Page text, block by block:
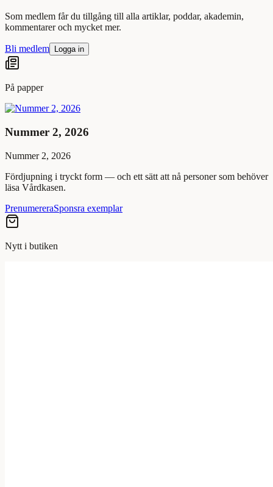
Som medlem får du tillgång till alla artiklar, poddar, akademin,
kommentarer och mycket mer.
Bli medlem Logga in
På papper
Nummer 2, 2026
Nummer 2, 2026
Fördjupning i tryckt form — och ett sätt att nå personer som behöver
läsa Vårdkasen.
PrenumereraSponsra exemplar
Nytt i butiken